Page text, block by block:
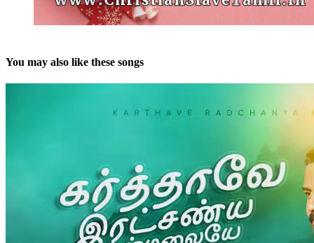
You may also like these songs